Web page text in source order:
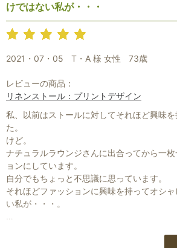
けではない私が・・・
2021・07・05 T・A 様 女性 73歳
レビューの商品：
リネンストール：プリントデザイン
私、以前はストールに対してそれほど興味
た。
けど。
ナチュラルラウンジさんに出合ってから一
ョンにしています。
自分でもちょっと不思議に思っています。
それほどファッションに興味を持ってオシ
い私が・・・。
がしたり、ストールを巻くだけで、いつもの